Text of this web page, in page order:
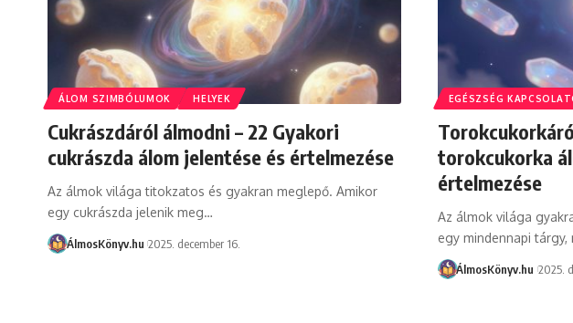
ÁLOM SZIMBÓLUMOK HELYEK
Cukrászdáról álmodni – 22 Gyakori
cukrászda álom jelentése és értelmezése
Az álmok világa titokzatos és gyakran meglepő. Amikor
egy cukrászda jelenik meg…
ÁlmosKönyv.hu 2025. december 16.
EGÉSZSÉG
torokcukorka
értelmezése
Az álmok világa
egy mindennapi tárgy,
ÁlmosKönyv.hu 2025.